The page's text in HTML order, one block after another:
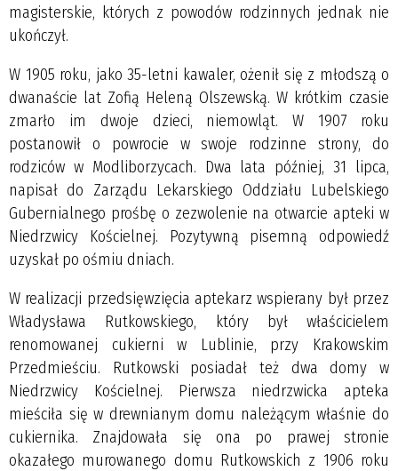
magisterskie, których z powodów rodzinnych jednak nie
ukończył.
W 1905 roku, jako 35-letni kawaler, ożenił się z młodszą o
dwanaście lat Zofią Heleną Olszewską. W krótkim czasie
zmarło im dwoje dzieci, niemowląt. W 1907 roku
postanowił o powrocie w swoje rodzinne strony, do
rodziców w Modliborzycach. Dwa lata później, 31 lipca,
napisał do Zarządu Lekarskiego Oddziału Lubelskiego
Gubernialnego prośbę o zezwolenie na otwarcie apteki w
Niedrzwicy Kościelnej. Pozytywną pisemną odpowiedź
uzyskał po ośmiu dniach.
W realizacji przedsięwzięcia aptekarz wspierany był przez
Władysława Rutkowskiego, który był właścicielem
renomowanej cukierni w Lublinie, przy Krakowskim
Przedmieściu. Rutkowski posiadał też dwa domy w
Niedrzwicy Kościelnej. Pierwsza niedrzwicka apteka
mieściła się w drewnianym domu należącym właśnie do
cukiernika. Znajdowała się ona po prawej stronie
okazałego murowanego domu Rutkowskich z 1906 roku